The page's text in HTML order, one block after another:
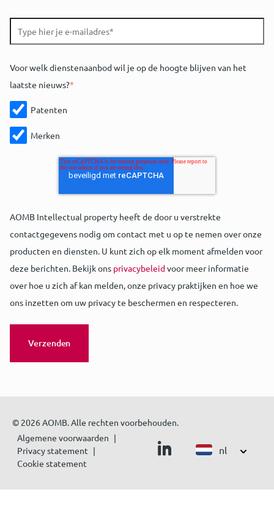
Voor welk dienstenaanbod wil je op de hoogte blijven van het
laatste nieuws?*
Patenten
Merken
AOMB Intellectual property heeft de door u verstrekte
contactgegevens nodig om contact met u op te nemen over onze
producten en diensten. U kunt zich op elk moment afmelden voor
deze berichten. Bekijk ons privacybeleidvoor meer informatie
over hoe u zich af kan melden, onze privacy praktijken en hoe we
ons inzetten om uw privacy te beschermen en respecteren.
© 2026 AOMB. Alle rechten voorbehouden.
Algemene voorwaarden
Privacy statement
Cookie statement
nl